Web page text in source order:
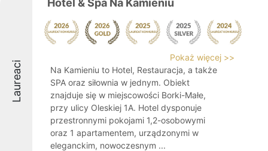
Laureaci
Hotel & Spa Na Kamieniu
Pokaż więcej >>
Na Kamieniu to Hotel, Restauracja, a także
SPA oraz siłownia w jednym. Obiekt
znajduje się w miejscowości Borki-Małe,
przy ulicy Oleskiej 1A. Hotel dysponuje
przestronnymi pokojami 1,2-osobowymi
oraz 1 apartamentem, urządzonymi w
eleganckim, nowoczesnym ...